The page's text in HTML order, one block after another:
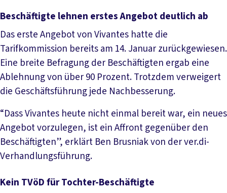
Beschäftigte lehnen erstes Angebot deutlich ab
Das erste Angebot von Vivantes hatte die
Tarifkommission bereits am 14. Januar zurückgewiesen.
Eine breite Befragung der Beschäftigten ergab eine
Ablehnung von über 90 Prozent. Trotzdem verweigert
die Geschäftsführung jede Nachbesserung.
“Dass Vivantes heute nicht einmal bereit war, ein neues
Angebot vorzulegen, ist ein Affront gegenüber den
Beschäftigten”, erklärt Ben Brusniak von der ver.di-
Verhandlungsführung.
Kein TVöD für Tochter-Beschäftigte